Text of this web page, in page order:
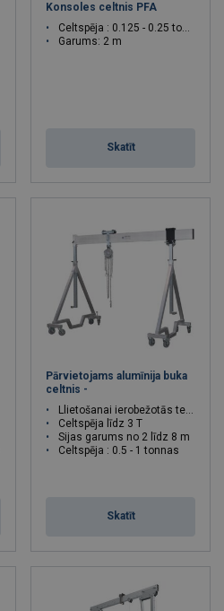
Konsoles celtnis PFA
Celtspēja : 0.125 - 0.25 tonnas
Garums: 2 m
Skatīt
Pārvietojams alumīnija buka
celtnis -
Llietošanai ierobežotās telpās
Celtspēja līdz 3 T
Sijas garums no 2 līdz 8 m
Celtspēja : 0.5 - 1 tonnas
Skatīt